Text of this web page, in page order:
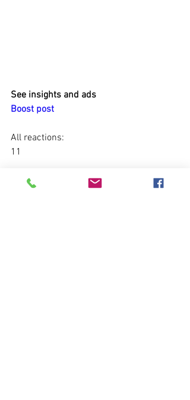
See insights and ads
Boost post
All reactions:
11